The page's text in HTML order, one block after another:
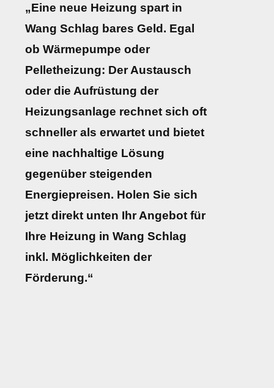
„Eine neue Heizung spart in
Wang Schlag bares Geld. Egal
ob Wärmepumpe oder
Pelletheizung: Der Austausch
oder die Aufrüstung der
Heizungsanlage rechnet sich oft
schneller als erwartet und bietet
eine nachhaltige Lösung
gegenüber steigenden
Energiepreisen. Holen Sie sich
jetzt direkt unten Ihr Angebot für
Ihre Heizung in Wang Schlag
inkl. Möglichkeiten der
Förderung.“